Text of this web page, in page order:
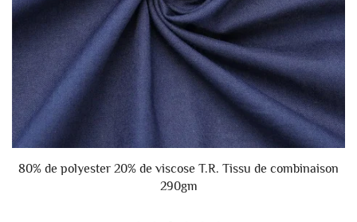
80% de polyester 20% de viscose T.R. Tissu de combinaison
290gm